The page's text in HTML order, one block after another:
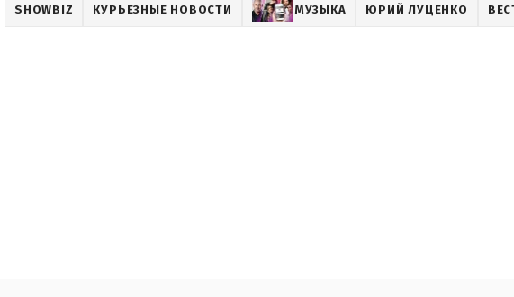
SHOWBIZ КУРЬЕЗНЫЕ НОВОСТИ МУЗЫКА ЮРИЙ ЛУЦЕНКО